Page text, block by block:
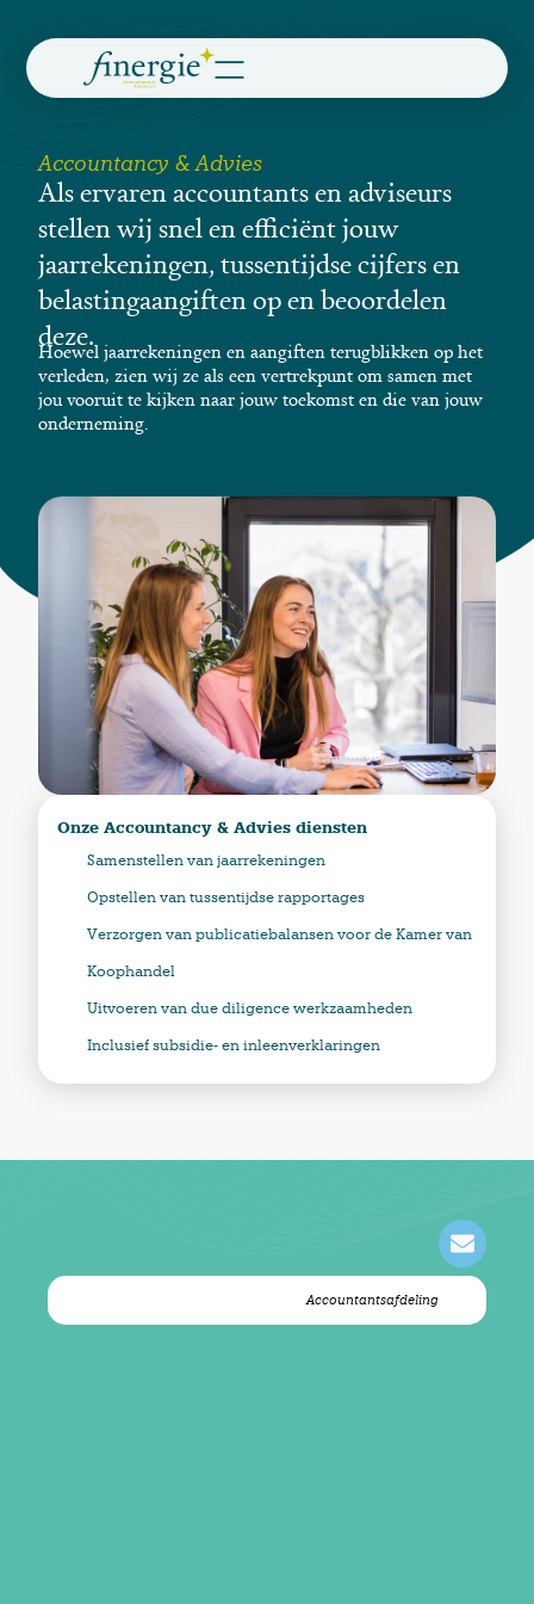
Accountancy & Advies
Als ervaren accountants en adviseurs
stellen wij snel en efficiënt jouw
jaarrekeningen, tussentijdse cijfers en
belastingaangiften op en beoordelen
deze.
Hoewel jaarrekeningen en aangiften terugblikken op het
verleden, zien wij ze als een vertrekpunt om samen met
jou vooruit te kijken naar jouw toekomst en die van jouw
onderneming.
Onze Accountancy & Advies diensten
Samenstellen van jaarrekeningen
Opstellen van tussentijdse rapportages
Verzorgen van publicatiebalansen voor de Kamer van
Koophandel
Uitvoeren van due diligence werkzaamheden
Inclusief subsidie- en inleenverklaringen
Accountantsafdeling